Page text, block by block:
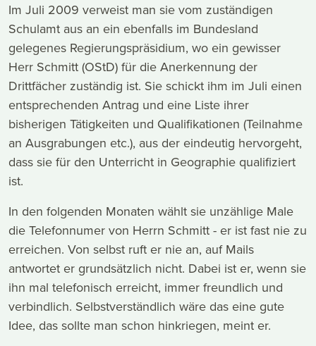
Im Juli 2009 verweist man sie vom zuständigen
Schulamt aus an ein ebenfalls im Bundesland
gelegenes Regierungspräsidium, wo ein gewisser
Herr Schmitt (OStD) für die Anerkennung der
Drittfächer zuständig ist. Sie schickt ihm im Juli einen
entsprechenden Antrag und eine Liste ihrer
bisherigen Tätigkeiten und Qualifikationen (Teilnahme
an Ausgrabungen etc.), aus der eindeutig hervorgeht,
dass sie für den Unterricht in Geographie qualifiziert
ist.
In den folgenden Monaten wählt sie unzählige Male
die Telefonnumer von Herrn Schmitt - er ist fast nie zu
erreichen. Von selbst ruft er nie an, auf Mails
antwortet er grundsätzlich nicht. Dabei ist er, wenn sie
ihn mal telefonisch erreicht, immer freundlich und
verbindlich. Selbstverständlich wäre das eine gute
Idee, das sollte man schon hinkriegen, meint er.